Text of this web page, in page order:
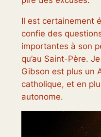
Il est certainement
confie des
importantes à son
qu’au Saint-Père.
Gibson est plus un
catholique, et en
autonome.